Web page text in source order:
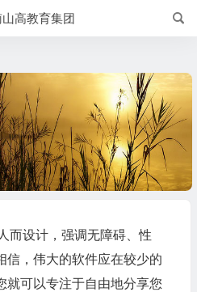
高教育集团
而设计，强调无障碍、性
信，伟大的软件应在较少的
就可以专注于自由地分享您